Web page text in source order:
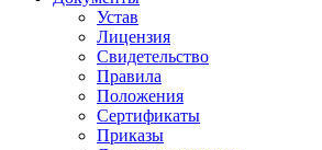
Устав
Лицензия
Свидетельство
Правила
Положения
Сертификаты
Приказы